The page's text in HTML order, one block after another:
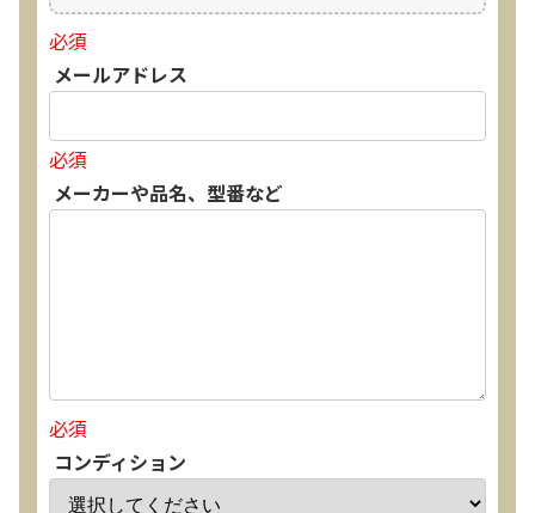
必須
メールアドレス
必須
メーカーや品名、型番など
必須
コンディション